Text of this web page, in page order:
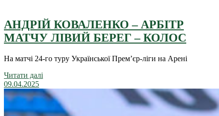
АНДРІЙ КОВАЛЕНКО – АРБІТР
МАТЧУ ЛІВИЙ БЕРЕГ – КОЛОС
На матчі 24-го туру Української Прем’єр-ліги на Арені
Читати далі
09.04.2025